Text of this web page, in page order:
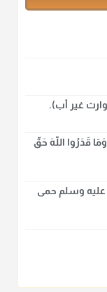
عليه من سنة
رضي الله
"والرافضة ليس
في الإسلام
{وَمَا قَدَرُوا اللَّهَ حَقَّ
عليه وسلم حمى